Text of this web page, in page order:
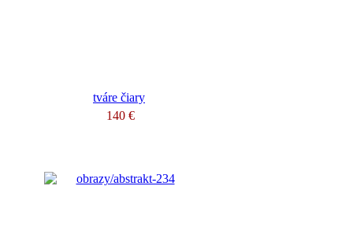
tváre čiary
140 €